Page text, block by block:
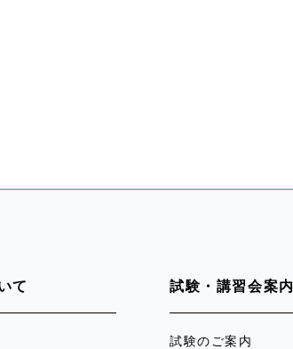
て 試験・講習会案内
試験のご案内